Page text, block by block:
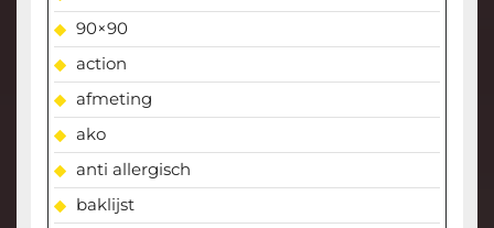
90×90
action
afmeting
ako
anti allergisch
baklijst